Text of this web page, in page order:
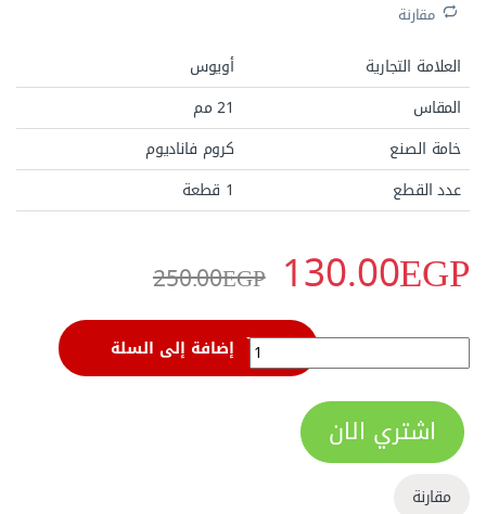
مقارنة
العلامة التجارية
أويوس
المقاس
21 مم
خامة الصنع
كروم فاناديوم
عدد القطع
1 قطعة
130.00EGP
250.00EGP
مفتاح بلدى مشرشر مقاس 21 مللى أويوس YOZ021 quantity إضافة إلى السلة
اشتري الان
مقارنة